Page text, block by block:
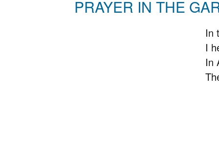
PRAYER IN THE
In
I
In